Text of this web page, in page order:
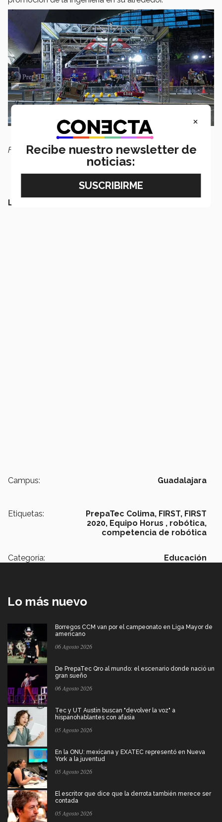
Fotografía: Jorge Vázquez y Gustavo Granados
LEE TAMBIÉN:
Campus: Guadalajara
Etiquetas: PrepaTec Colima, FIRST, FIRST
2020, Equipo Horus , robótica,
competencia de robótica
Categoría: Educación
Lo más nuevo
Borregos CCM van por el campeonato en Liga Mayor de
americano
06 Agosto 2026
De PrepaTec Qro al mundo: el escenario donde nació un
gran sueño
06 Agosto 2026
Tec y UT Austin buscan "devolver la voz" a
hispanohablantes con afasia
05 Agosto 2026
En la ONU: mexicana y EXATEC representó en Nueva
York a la juventud
05 Agosto 2026
El escritor que dice que la derrota también merece ser
contada
05 Agosto 2026
×
Recibe nuestro newsletter de
noticias: